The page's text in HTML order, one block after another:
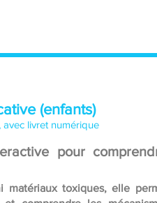
(enfants)
livret numérique
pour
matériaux toxiques, elle